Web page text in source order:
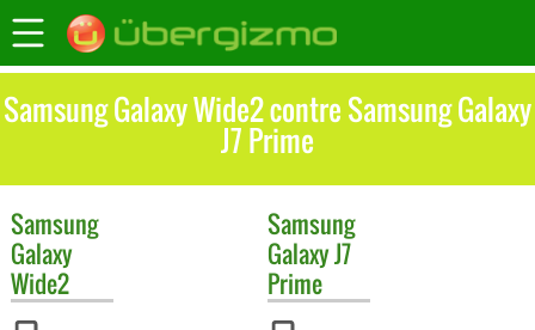
Samsung Galaxy Wide2 contre Samsung Galaxy
J7 Prime
Samsung
Galaxy
Wide2
Samsung
Galaxy J7
Prime